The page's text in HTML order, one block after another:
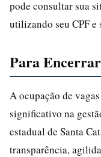
pode consultar sua
utilizando seu CPF e
Para Encerrar
A ocupação de
significativo na
estadual de Santa
transparência,